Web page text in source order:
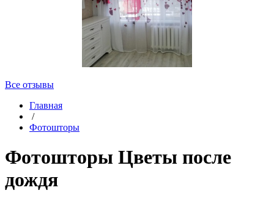
Все отзывы
Главная
/
Фотошторы
Фотошторы Цветы после
дождя